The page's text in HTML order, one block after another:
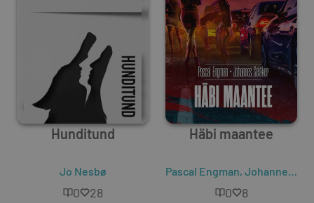
Hunditund
Jo Nesbø
0 28
Häbi maantee
Pascal Engman, Johannes Selåker
0 8